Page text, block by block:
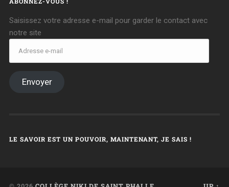
Saisissez votre adresse e-mail pour garder le contact avec
notre site
Envoyer
LE SAVOIR EST UN POUVOIR, MAINTENANT, JE SAIS !